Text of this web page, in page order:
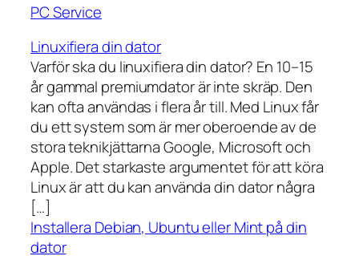
PC Service
Linuxifiera din dator
Varför ska du linuxifiera din dator? En 10–15
år gammal premiumdator är inte skräp. Den
kan ofta användas i flera år till. Med Linux får
du ett system som är mer oberoende av de
stora teknikjättarna Google, Microsoft och
Apple. Det starkaste argumentet för att köra
Linux är att du kan använda din dator några
[…]
Installera Debian, Ubuntu eller Mint på din
dator